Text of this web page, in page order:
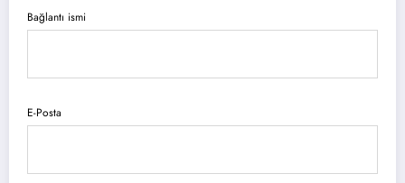
Bağlantı ismi
E-Posta